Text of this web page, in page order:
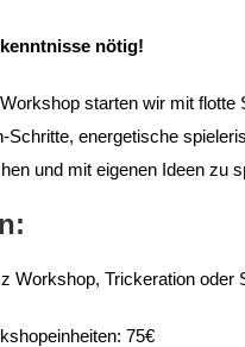
nötig!
starten wir mit flotte
Schritte, energetische
und mit eigenen Ideen zu
Workshop, Trickeration oder
75€